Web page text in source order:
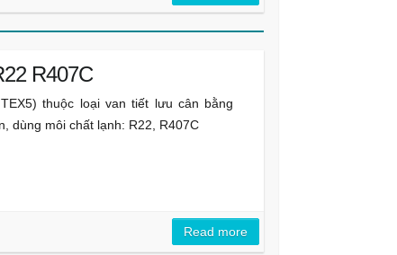
R407C
thuộc loại van tiết lưu cân bằng
dùng môi chất lạnh: R22, R407C
Read more